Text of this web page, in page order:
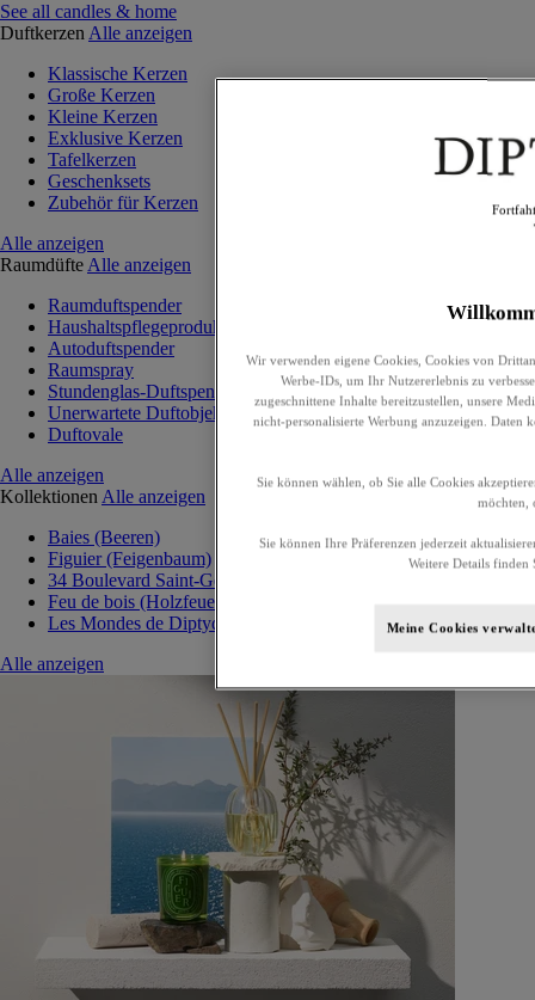
See all candles & home
Duftkerzen Alle anzeigen
Klassische Kerzen
Große Kerzen
Kleine Kerzen
Exklusive Kerzen
Tafelkerzen
Geschenksets
Zubehör für Kerzen
Alle anzeigen
Raumdüfte Alle anzeigen
Raumduftspender
Haushaltspflegeprodukte
Autoduftspender
Raumspray
Stundenglas-Duftspender
Unerwartete Duftobjekte
Duftovale
Alle anzeigen
Kollektionen Alle anzeigen
Baies (Beeren)
Figuier (Feigenbaum)
34 Boulevard Saint-Germain
Feu de bois (Holzfeuer)
Les Mondes de Diptyque
Alle anzeigen
Wir verwenden eigene Cookies, Cookies von
Werbe-IDs, um Ihr Nutzererlebnis zu
zugeschnittene Inhalte bereitzustellen, unsere
nicht-personalisierte Werbung anzuzeigen. Daten
Sie können wählen, ob Sie alle Cookies
möchten,
Sie können Ihre Präferenzen jederzeit
Weitere Details finden
Meine Cookies